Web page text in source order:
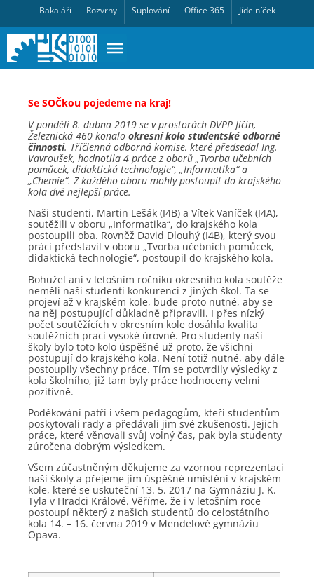
Bakaláři Rozvrhy Suplování Office 365 Jídelníček
Se SOČkou pojedeme na kraj!
V pondělí 8. dubna 2019 se v prostorách DVPP Jičín,
Železnická 460 konalo okresní kolo studentské odborné
činnosti. Tříčlenná odborná komise, které předsedal Ing.
Vavroušek, hodnotila 4 práce z oborů „Tvorba učebních
pomůcek, didaktická technologie“, „Informatika“ a
„Chemie“. Z každého oboru mohly postoupit do krajského
kola dvě nejlepší práce.
Naši studenti, Martin Lešák (I4B) a Vítek Vaníček (I4A),
soutěžili v oboru „Informatika“, do krajského kola
postoupili oba. Rovněž David Dlouhý (I4B), který svou
práci představil v oboru „Tvorba učebních pomůcek,
didaktická technologie“, postoupil do krajského kola.
Bohužel ani v letošním ročníku okresního kola soutěže
neměli naši studenti konkurenci z jiných škol. Ta se
projeví až v krajském kole, bude proto nutné, aby se
na něj postupující důkladně připravili. I přes nízký
počet soutěžících v okresním kole dosáhla kvalita
soutěžních prací vysoké úrovně. Pro studenty naší
školy bylo toto kolo úspěšné už proto, že všichni
postupují do krajského kola. Není totiž nutné, aby dále
postoupily všechny práce. Tím se potvrdily výsledky z
kola školního, již tam byly práce hodnoceny velmi
pozitivně.
Poděkování patří i všem pedagogům, kteří studentům
poskytovali rady a předávali jim své zkušenosti. Jejich
práce, které věnovali svůj volný čas, pak byla studenty
zúročena dobrým výsledkem.
Všem zúčastněným děkujeme za vzornou reprezentaci
naší školy a přejeme jim úspěšné umístění v krajském
kole, které se uskuteční 13. 5. 2017 na Gymnáziu J. K.
Tyla v Hradci Králové. Věříme, že i v letošním roce
postoupí některý z našich studentů do celostátního
kola 14. – 16. června 2019 v Mendelově gymnáziu
Opava.